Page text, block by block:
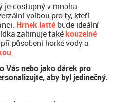
je dostupný v mnoha
volbou pro ty, kteří
Hrnek latté bude ideální
zahrnuje také kouzelné
působení horké vody a
.
Vás nebo jako dárek pro
aby byl jedinečný.